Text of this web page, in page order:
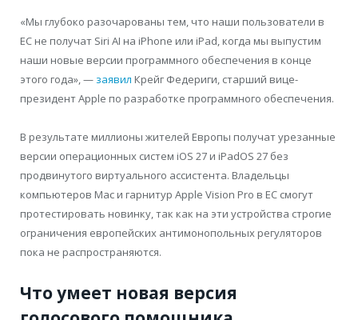
«Мы глубоко разочарованы тем, что наши пользователи в
ЕС не получат Siri AI на iPhone или iPad, когда мы выпустим
наши новые версии программного обеспечения в конце
этого года», — заявил Крейг Федериги, старший вице-
президент Apple по разработке программного обеспечения.
В результате миллионы жителей Европы получат урезанные
версии операционных систем iOS 27 и iPadOS 27 без
продвинутого виртуального ассистента. Владельцы
компьютеров Mac и гарнитур Apple Vision Pro в ЕС смогут
протестировать новинку, так как на эти устройства строгие
ограничения европейских антимонопольных регуляторов
пока не распространяются.
Что умеет новая версия